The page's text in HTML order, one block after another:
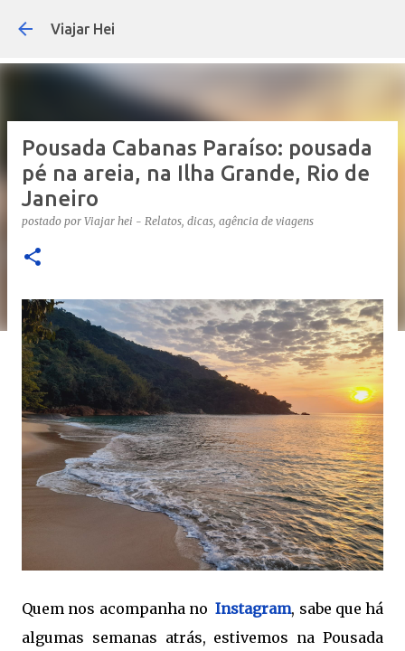
Viajar Hei
Pousada Cabanas Paraíso: pousada
pé na areia, na Ilha Grande, Rio de
Janeiro
postado por Viajar hei - Relatos, dicas, agência de viagens
Quem nos acompanha no Instagram, sabe que há
algumas semanas atrás, estivemos na Pousada